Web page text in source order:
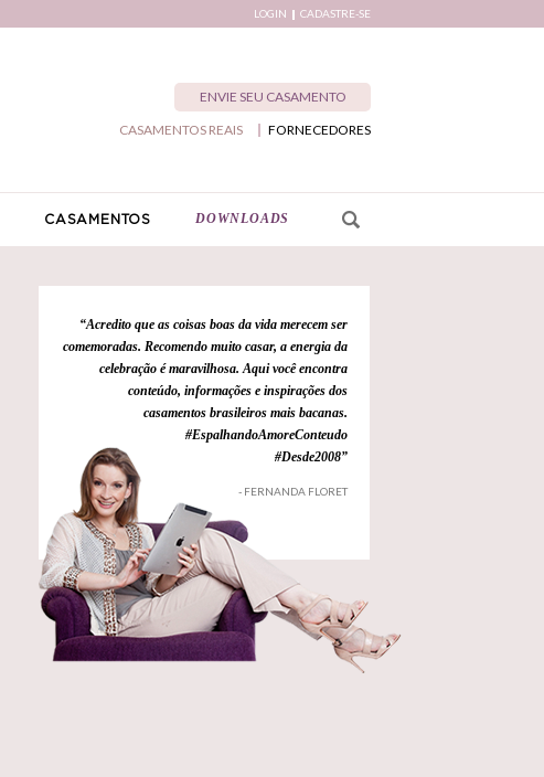
LOGIN CADASTRE-SE
ENVIE SEU CASAMENTO
FORNECEDORES
CASAMENTOS REAIS
CASAMENTOS DOWNLOADS
“Acredito que as coisas boas da vida merecem ser
comemoradas. Recomendo muito casar, a energia da
celebração é maravilhosa. Aqui você encontra
conteúdo, informações e inspirações dos
casamentos brasileiros mais bacanas.
#EspalhandoAmoreConteudo
#Desde2008”
- FERNANDA FLORET